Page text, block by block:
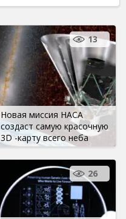
Новая миссия НАСА
создаст самую красочную
3D -карту всего неба
13
26